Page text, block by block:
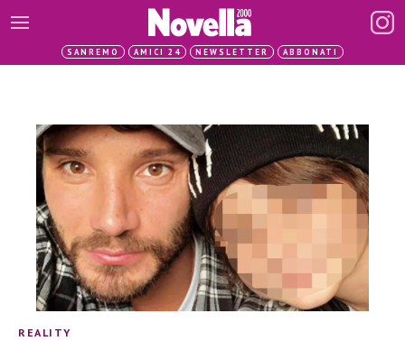
SANREMO AMICI 24 NEWSLETTER ABBONATI
REALITY